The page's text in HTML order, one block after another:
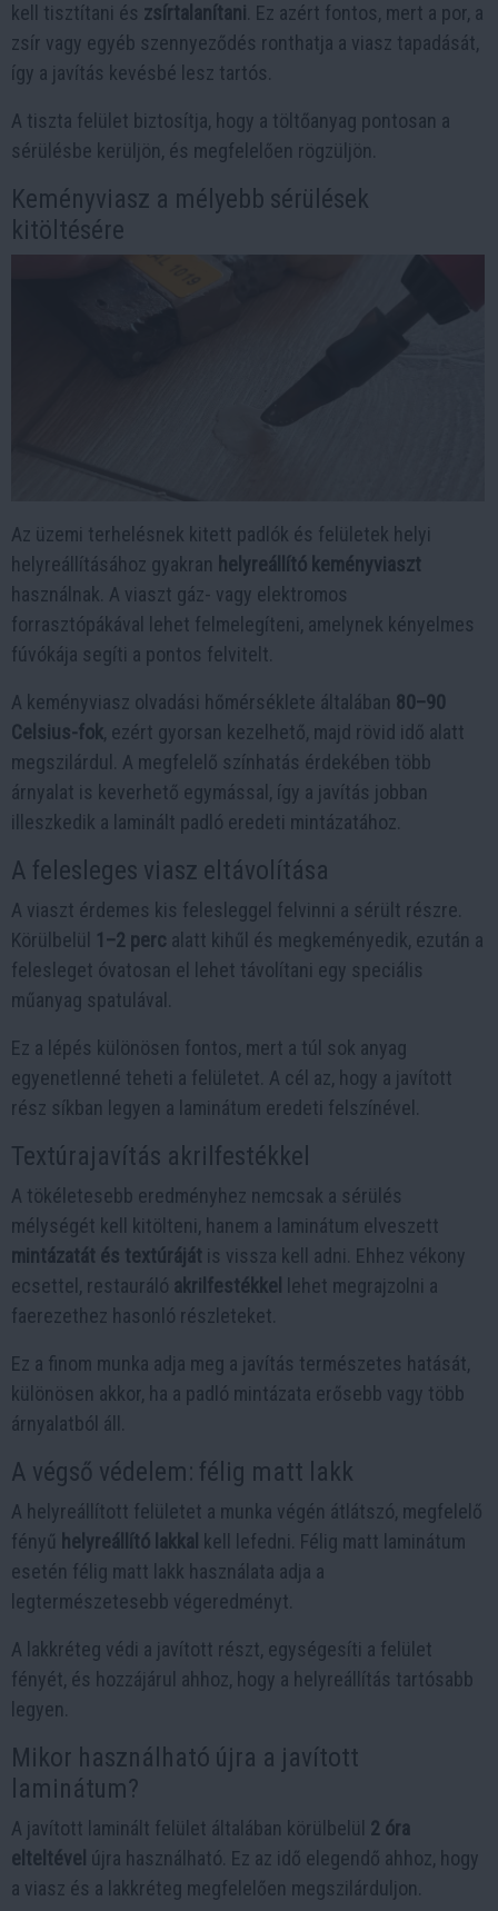
kell tisztítani és zsírtalanítani
. Ez azért fontos, mert a por, a
zsír vagy egyéb szennyeződés ronthatja a viasz tapadását,
így a javítás kevésbé lesz tartós.
A tiszta felület biztosítja, hogy a töltőanyag pontosan a
sérülésbe kerüljön, és megfelelően rögzüljön.
Keményviasz a mélyebb sérülések
kitöltésére
Az üzemi terhelésnek kitett padlók és felületek helyi
helyreállításához gyakran helyreállító keményviaszt
használnak. A viaszt gáz- vagy elektromos
forrasztópákával lehet felmelegíteni, amelynek kényelmes
fúvókája segíti a pontos felvitelt.
A keményviasz olvadási hőmérséklete általában 80–90
Celsius-fok, ezért gyorsan kezelhető, majd rövid idő alatt
megszilárdul. A megfelelő színhatás érdekében több
árnyalat is keverhető egymással, így a javítás jobban
illeszkedik a laminált padló eredeti mintázatához.
A felesleges viasz eltávolítása
A viaszt érdemes kis felesleggel felvinni a sérült részre.
Körülbelül 1–2 perc alatt kihűl és megkeményedik, ezután a
felesleget óvatosan el lehet távolítani egy speciális
műanyag spatulával.
Ez a lépés különösen fontos, mert a túl sok anyag
egyenetlenné teheti a felületet. A cél az, hogy a javított
rész síkban legyen a laminátum eredeti felszínével.
Textúrajavítás akrilfestékkel
A tökéletesebb eredményhez nemcsak a sérülés
mélységét kell kitölteni, hanem a laminátum elveszett
mintázatát és textúráját is vissza kell adni. Ehhez vékony
ecsettel, restauráló akrilfestékkel
lehet megrajzolni a
faerezethez hasonló részleteket.
Ez a finom munka adja meg a javítás természetes hatását,
különösen akkor, ha a padló mintázata erősebb vagy több
árnyalatból áll.
A végső védelem: félig matt lakk
A helyreállított felületet a munka végén átlátszó, megfelelő
fényű helyreállító lakkal kell lefedni. Félig matt laminátum
esetén félig matt lakk használata adja a
legtermészetesebb végeredményt.
A lakkréteg védi a javított részt, egységesíti a felület
fényét, és hozzájárul ahhoz, hogy a helyreállítás tartósabb
legyen.
Mikor használható újra a javított
laminátum?
A javított laminált felület általában körülbelül 2 óra
elteltével újra használható. Ez az idő elegendő ahhoz, hogy
a viasz és a lakkréteg megfelelően megszilárduljon.